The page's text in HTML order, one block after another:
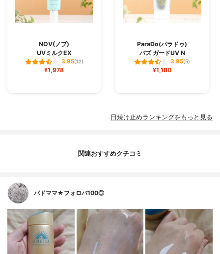
NOV(ノブ)
UVミルクEX
3.95(12)
¥1,978
ParaDo(パラドゥ)
バズ ガードUV N
3.95(5)
¥1,180
日焼け止めランキングをもっと見る
関連おすすめクチコミ
バドママ★フォロバ100◎